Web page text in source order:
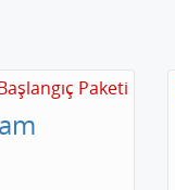
Paketi